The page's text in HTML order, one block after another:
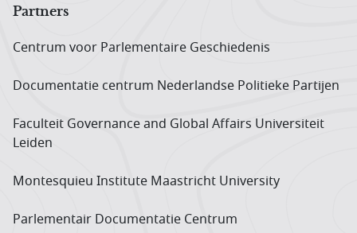
Partners
Centrum voor Parlementaire Geschiedenis
Documentatie centrum Neder­landse Politieke Partijen
Faculteit Governance and Global Affairs Universiteit
Leiden
Montesquieu Institute Maastricht University
Parlementair Documentatie Centrum